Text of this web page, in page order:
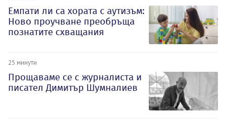
Емпати ли са хората с аутизъм:
Ново проучване преобръща
познатите схващания
25 минути
Прощаваме се с журналиста и
писател Димитър Шумналиев